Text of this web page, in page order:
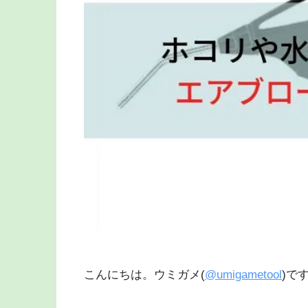
こんにちは。ウミガメ(@umigametool)で